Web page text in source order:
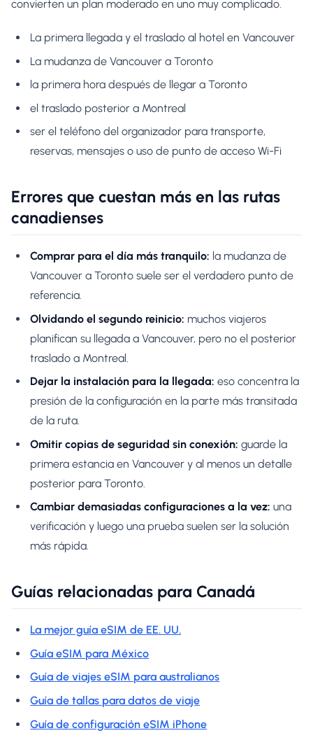
convierten un plan moderado en uno muy complicado.
La primera llegada y el traslado al hotel en Vancouver
La mudanza de Vancouver a Toronto
la primera hora después de llegar a Toronto
el traslado posterior a Montreal
ser el teléfono del organizador para transporte,
reservas, mensajes o uso de punto de acceso Wi-Fi
Errores que cuestan más en las rutas
canadienses
Comprar para el día más tranquilo: la mudanza de
Vancouver a Toronto suele ser el verdadero punto de
referencia.
Olvidando el segundo reinicio: muchos viajeros
planifican su llegada a Vancouver, pero no el posterior
traslado a Montreal.
Dejar la instalación para la llegada: eso concentra la
presión de la configuración en la parte más transitada
de la ruta.
Omitir copias de seguridad sin conexión: guarde la
primera estancia en Vancouver y al menos un detalle
posterior para Toronto.
Cambiar demasiadas configuraciones a la vez: una
verificación y luego una prueba suelen ser la solución
más rápida.
Guías relacionadas para Canadá
La mejor guía eSIM de EE. UU.
Guía eSIM para México
Guía de viajes eSIM para australianos
Guía de tallas para datos de viaje
Guía de configuración eSIM iPhone